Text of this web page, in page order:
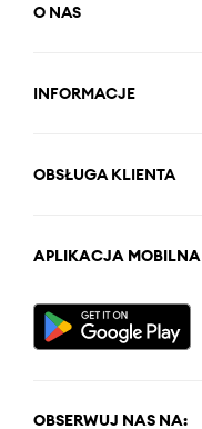
O NAS
INFORMACJE
OBSŁUGA KLIENTA
APLIKACJA MOBILNA
OBSERWUJ NAS NA: